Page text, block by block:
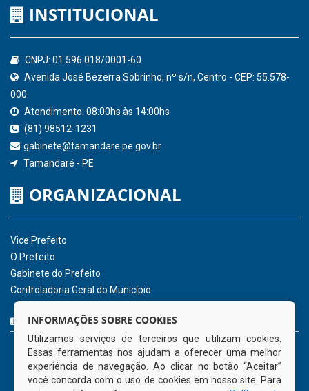
Controladoria-Geral da União
Confederação Nacional de Municípios - CNM
QEdu
Consultar Convênios
Receber Informações sobre novos Repasses
Hora:19:44/ Sexta-Feira,07 de agosto
de 2026
INSTITUCIONAL
CNPJ: 01.596.018/0001-60
000
Atendimento: 08:00hs às 14:00hs
(81) 98512-1231
gabinete@tamandare.pe.gov.br
INFORMAÇÕES SOBRE COOKIES
Utilizamos serviços de terceiros que utilizam cookies.
Essas ferramentas nos ajudam a oferecer uma melhor
experiência de navegação. Ao clicar no botão “Aceitar”
você concorda com o uso de cookies em nosso site. Para